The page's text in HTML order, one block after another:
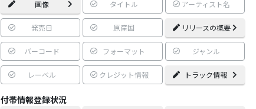
画像 タイトル アーティスト名
発売日 原産国 リリースの概要
バーコード フォーマット ジャンル
レーベル クレジット情報 トラック情報
付帯情報登録状況